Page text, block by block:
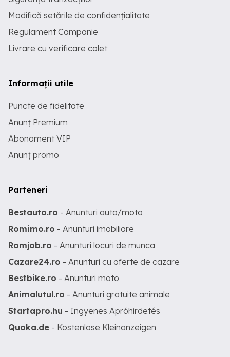
Modifică setările de confidențialitate
Regulament Campanie
Livrare cu verificare colet
Informații utile
Puncte de fidelitate
Anunț Premium
Abonament VIP
Anunț promo
Parteneri
Bestauto.ro - Anunturi auto/moto
Romimo.ro - Anunturi imobiliare
Romjob.ro - Anunturi locuri de munca
Cazare24.ro - Anunturi cu oferte de cazare
Bestbike.ro - Anunturi moto
Animalutul.ro - Anunturi gratuite animale
Startapro.hu - Ingyenes Apróhirdetés
Quoka.de - Kostenlose Kleinanzeigen